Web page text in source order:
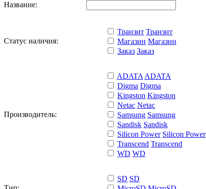
Название:
Статус наличия:
Транзит Транзит
Магазин Магазин
Заказ Заказ
Производитель:
ADATA ADATA
Digma Digma
Kingston Kingston
Netac Netac
Samsung Samsung
Sandisk Sandisk
Silicon Power Silicon Power
Transcend Transcend
WD WD
SD SD